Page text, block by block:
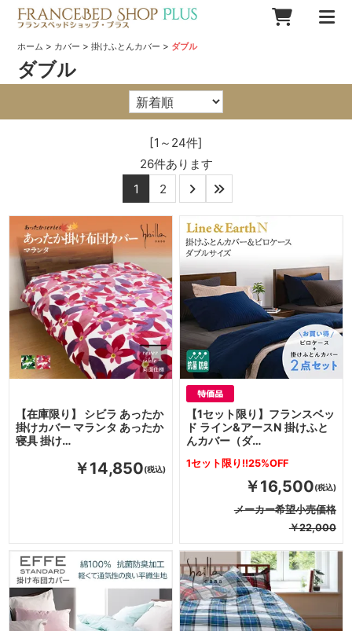
ホーム > カバー >掛けふとんカバー > ダブル
ダブル
[1～24件]
26件あります
1
2
【在庫限り】 シビラ あったか
掛けカバー マランタ あったか
寝具 掛け…
￥14,850
【1セット限り】フランスベッ
ド ライン&アースN 掛けふと
んカバー（ダ…
1セット限り!!25%OFF
￥16,500
メーカー希望小売価格
￥22,000